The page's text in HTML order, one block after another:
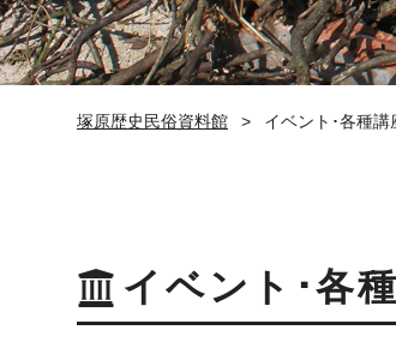
塚原歴史民俗資料館 イベント･各種講
イベント･各